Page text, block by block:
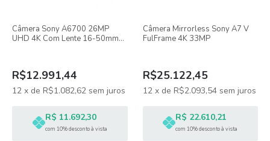
Câmera Sony A6700 26MP
UHD 4K Com Lente 16-50mm
R$12.991,44
12 x de R$1.082,62 sem juros
R$ 11.692,30
com 10% desconto à vista
Câmera Mirrorless Sony A7 V
FulFrame 4K 33MP
R$25.122,45
12 x de R$2.093,54 sem juros
R$ 22.610,21
com 10% desconto à vista